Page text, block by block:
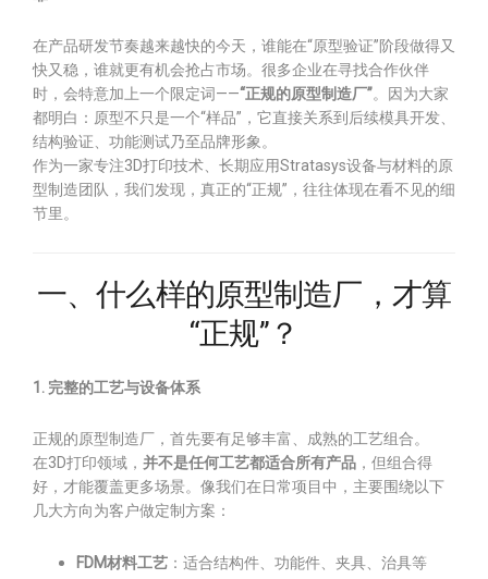
在产品研发节奏越来越快的今天，谁能在“原型验证”阶段做得又
快又稳，谁就更有机会抢占市场。很多企业在寻找合作伙伴
时，会特意加上一个限定词——“正规的原型制造厂”。因为大家
都明白：原型不只是一个“样品”，它直接关系到后续模具开发、
结构验证、功能测试乃至品牌形象。
作为一家专注3D打印技术、长期应用Stratasys设备与材料的原
型制造团队，我们发现，真正的“正规”，往往体现在看不见的细
节里。
一、什么样的原型制造厂，才算
“正规”？
1. 完整的工艺与设备体系
正规的原型制造厂，首先要有足够丰富、成熟的工艺组合。
在3D打印领域， 并不是任何工艺都适合所有产品 ，但组合得
好，才能覆盖更多场景。像我们在日常项目中，主要围绕以下
几大方向为客户做定制方案：
FDM材料工艺 ：适合结构件、功能件、夹具、治具等